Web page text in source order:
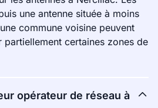
une antenne située à moins
commune voisine peuvent
certaines zones de
opérateur de réseau à